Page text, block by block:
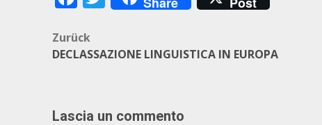
Beitragsnavigation
Zurück
DECLASSAZIONE LINGUISTICA IN EUROPA
Lascia un commento